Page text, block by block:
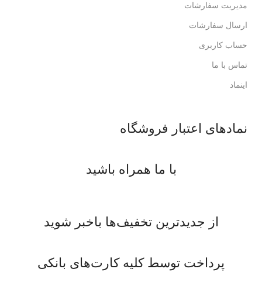
مدیریت سفارشات
ارسال سفارشات
حساب کاربری
تماس با ما
اینماد
نمادهای اعتبار فروشگاه
با ما همراه باشید
از جدیدترین تخفیف‌ها باخبر شوید
پرداخت توسط کلیه کارت‌های بانکی